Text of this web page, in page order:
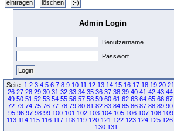
Admin Login
Benutzername
Passwort
Seite: 1 2 3 4 5 6 7 8 9 10 11 12 13 14 15 16 17 18 19 20 21
26 27 28 29 30 31 32 33 34 35 36 37 38 39 40 41 42 43 44
49 50 51 52 53 54 55 56 57 58 59 60 61 62 63 64 65 66 67
72 73 74 75 76 77 78 79 80 81 82 83 84 85 86 87 88 89 90
95 96 97 98 99 100 101 102 103 104 105 106 107 108 109
113 114 115 116 117 118 119 120 121 122 123 124 125 126
130 131